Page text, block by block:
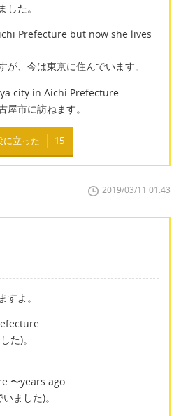
た。
Prefecture but now she lives
、今は東京に住んでいます。
city in Aichi Prefecture.
屋市に訪ねます。
に立った 15
2019/03/11 01:43
すよ。
た)。
〜years ago.
ました)。